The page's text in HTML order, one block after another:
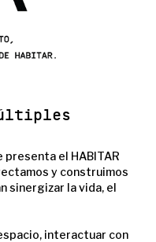
el HABITAR
y construimos
sinergizar la vida, el
interactuar con